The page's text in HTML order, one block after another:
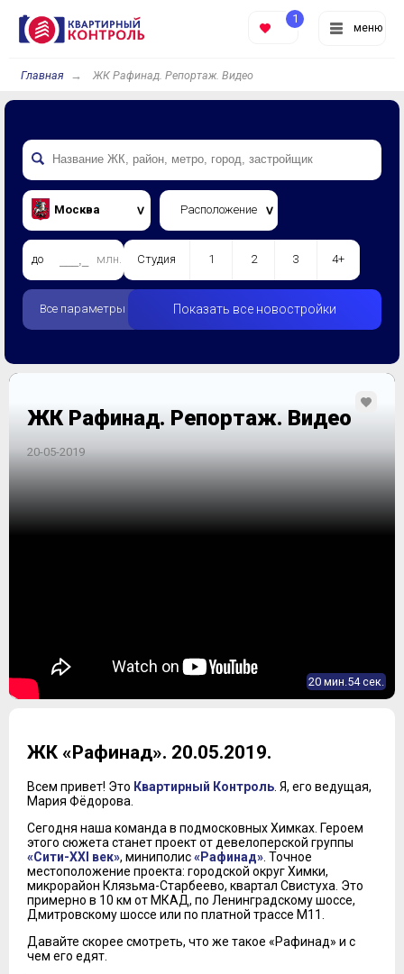
меню
1
Главная ЖК Рафинад. Репортаж. Видео
Москва Расположение
до млн. Студия 1 2 3 4+
Все параметры Показать все новостройки
ЖК Рафинад. Репортаж. Видео
20-05-2019
20 мин.54 сек.
ЖК «Рафинад». 20.05.2019.
Всем привет! Это Квартирный Контроль . Я, его ведущая,
Мария Фёдорова.
Сегодня наша команда в подмосковных Химках. Героем
этого сюжета станет проект от девелоперской группы
«Сити-XXI век», миниполис«Рафинад» . Точное
местоположение проекта: городской округ Химки,
микрорайон Клязьма-Старбеево, квартал Свистуха. Это
примерно в 10 км от МКАД, по Ленинградскому шоссе,
Дмитровскому шоссе или по платной трассе М11.
Давайте скорее смотреть, что же такое «Рафинад» и с
чем его едят.